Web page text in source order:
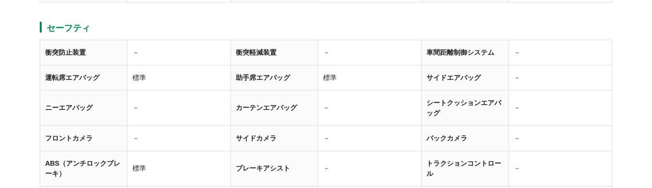
セーフティ
衝突防止装置 － 衝突軽減装置 － 車間距離制御システム －
運転席エアバッグ 標準 助手席エアバッグ 標準 サイドエアバッグ －
ニーエアバッグ － カーテンエアバッグ －
シートクッションエアバ
ッグ
－
フロントカメラ － サイドカメラ － バックカメラ －
ABS（アンチロックブレ
ーキ）
標準 ブレーキアシスト －
トラクションコントロー
ル
－